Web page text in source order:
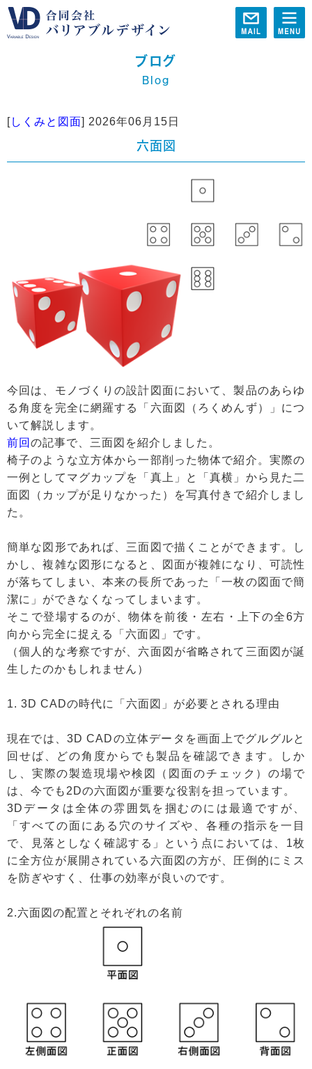
ブログ
Blog
[しくみと図面] 2026年06月15日
六面図
今回は、モノづくりの設計図面において、製品のあらゆ
る角度を完全に網羅する「六面図（ろくめんず）」につ
いて解説します。
前回 の記事で、三面図を紹介しました。
椅子のような立方体から一部削った物体で紹介。実際の
一例としてマグカップを「真上」と「真横」から見た二
面図（カップが足りなかった）を写真付きで紹介しまし
た。
簡単な図形であれば、三面図で描くことができます。し
かし、複雑な図形になると、図面が複雑になり、可読性
が落ちてしまい、本来の長所であった「一枚の図面で簡
潔に」ができなくなってしまいます。
そこで登場するのが、物体を前後・左右・上下の全6方
向から完全に捉える「六面図」です。
（個人的な考察ですが、六面図が省略されて三面図が誕
生したのかもしれません）
1. 3D CADの時代に「六面図」が必要とされる理由
現在では、3D CADの立体データを画面上でグルグルと
回せば、どの角度からでも製品を確認できます。しか
し、実際の製造現場や検図（図面のチェック）の場で
は、今でも2Dの六面図が重要な役割を担っています。
3Dデータは全体の雰囲気を掴むのには最適ですが、
「すべての面にある穴のサイズや、各種の指示を一目
で、見落としなく確認する」という点においては、1枚
に全方位が展開されている六面図の方が、圧倒的にミス
を防ぎやすく、仕事の効率が良いのです。
2.六面図の配置とそれぞれの名前